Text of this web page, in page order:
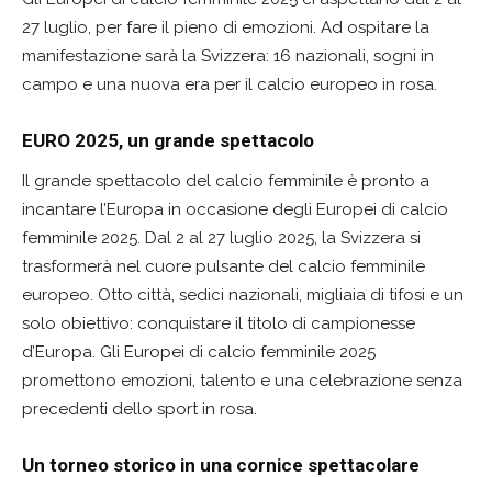
27 luglio, per fare il pieno di emozioni. Ad ospitare la
manifestazione sarà la Svizzera: 16 nazionali, sogni in
campo e una nuova era per il calcio europeo in rosa.
EURO 2025, un grande spettacolo
Il grande spettacolo del calcio femminile è pronto a
incantare l’Europa in occasione degli Europei di calcio
femminile 2025. Dal 2 al 27 luglio 2025, la Svizzera si
trasformerà nel cuore pulsante del calcio femminile
europeo. Otto città, sedici nazionali, migliaia di tifosi e un
solo obiettivo: conquistare il titolo di campionesse
d’Europa. Gli Europei di calcio femminile 2025
promettono emozioni, talento e una celebrazione senza
precedenti dello sport in rosa.
Un torneo storico in una cornice spettacolare